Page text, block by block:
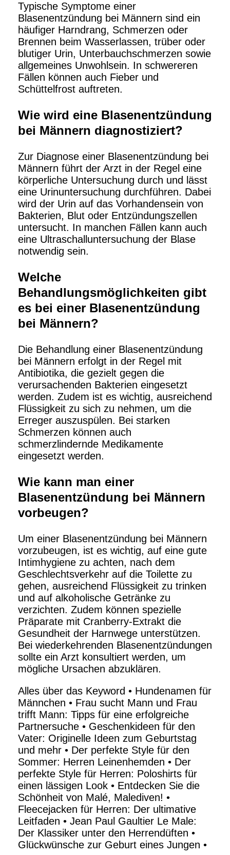
Typische Symptome einer
Blasenentzündung bei Männern sind ein
häufiger Harndrang, Schmerzen oder
Brennen beim Wasserlassen, trüber oder
blutiger Urin, Unterbauchschmerzen sowie
allgemeines Unwohlsein. In schwereren
Fällen können auch Fieber und
Schüttelfrost auftreten.
Wie wird eine Blasenentzündung
bei Männern diagnostiziert?
Zur Diagnose einer Blasenentzündung bei
Männern führt der Arzt in der Regel eine
körperliche Untersuchung durch und lässt
eine Urinuntersuchung durchführen. Dabei
wird der Urin auf das Vorhandensein von
Bakterien, Blut oder Entzündungszellen
untersucht. In manchen Fällen kann auch
eine Ultraschalluntersuchung der Blase
notwendig sein.
Welche
Behandlungsmöglichkeiten gibt
es bei einer Blasenentzündung
bei Männern?
Die Behandlung einer Blasenentzündung
bei Männern erfolgt in der Regel mit
Antibiotika, die gezielt gegen die
verursachenden Bakterien eingesetzt
werden. Zudem ist es wichtig, ausreichend
Flüssigkeit zu sich zu nehmen, um die
Erreger auszuspülen. Bei starken
Schmerzen können auch
schmerzlindernde Medikamente
eingesetzt werden.
Wie kann man einer
Blasenentzündung bei Männern
vorbeugen?
Um einer Blasenentzündung bei Männern
vorzubeugen, ist es wichtig, auf eine gute
Intimhygiene zu achten, nach dem
Geschlechtsverkehr auf die Toilette zu
gehen, ausreichend Flüssigkeit zu trinken
und auf alkoholische Getränke zu
verzichten. Zudem können spezielle
Präparate mit Cranberry-Extrakt die
Gesundheit der Harnwege unterstützen.
Bei wiederkehrenden Blasenentzündungen
sollte ein Arzt konsultiert werden, um
mögliche Ursachen abzuklären.
Alles über das Keyword • Hundenamen für
Männchen • Frau sucht Mann und Frau
trifft Mann: Tipps für eine erfolgreiche
Partnersuche • Geschenkideen für den
Vater: Originelle Ideen zum Geburtstag
und mehr • Der perfekte Style für den
Sommer: Herren Leinenhemden • Der
perfekte Style für Herren: Poloshirts für
einen lässigen Look • Entdecken Sie die
Schönheit von Malé, Malediven! •
Fleecejacken für Herren: Der ultimative
Leitfaden • Jean Paul Gaultier Le Male:
Der Klassiker unter den Herrendüften •
Glückwünsche zur Geburt eines Jungen •